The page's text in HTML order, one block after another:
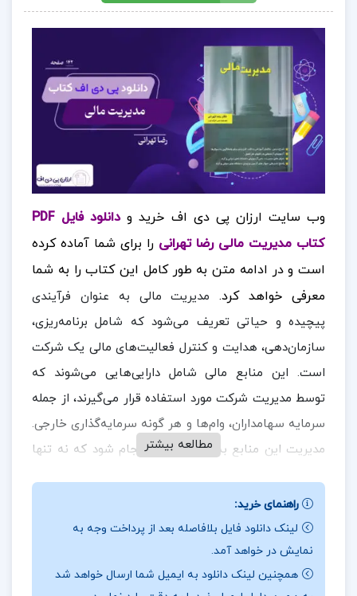
وب سایت ارزان پی دی اف خرید و
دانلود فایل PDF
کتاب مدیریت مالی رضا تهرانی را برای شما آماده کرده
است و در ادامه متن به طور کامل این کتاب را به شما
معرفی خواهد کرد. مدیریت مالی به عنوان فرآیندی
پیچیده و حیاتی تعریف می‌شود که شامل برنامه‌ریزی،
سازمان‌دهی، هدایت و کنترل فعالیت‌های مالی یک شرکت
است. این منابع مالی شامل دارایی‌هایی می‌شوند که
توسط مدیریت شرکت مورد استفاده قرار می‌گیرند، از جمله
سرمایه سهامداران، وام‌ها و هر گونه سرمایه‌گذاری خارجی.
مدیریت این منابع به گونه‌ای باید انجام شود که نه تنها
آینده آن نیز کمک کند. مدیریت مالی به دو بخش اصلی
تقسیم می‌شود: مدیریت منابع و مدیریت مصارف. مدیریت
منابع: این بخش شامل تعیین و تأمین منابع مالی از طریق
روش‌های مختلف مانند جذب سرمایه از سهامداران،
مطالعه بیشتر
راهنمای خرید:
لینک دانلود فایل بلافاصله بعد از پرداخت وجه به
نمایش در خواهد آمد.
همچنین لینک دانلود به ایمیل شما ارسال خواهد شد